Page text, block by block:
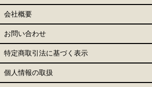
会社概要
お問い合わせ
特定商取引法に基づく表示
個人情報の取扱